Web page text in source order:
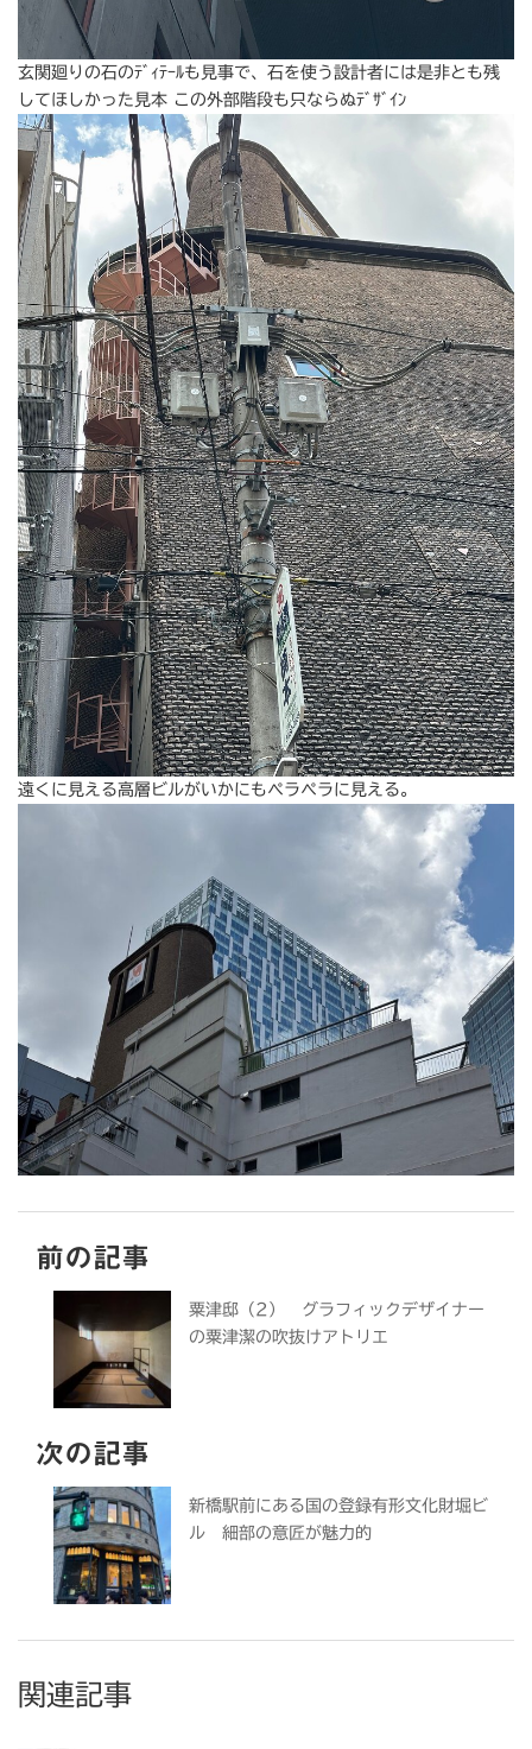
玄関廻りの石のﾃﾞｨﾃｰﾙも見事で、石を使う設計者には是非とも残
してほしかった見本 この外部階段も只ならぬﾃﾞｻﾞｲﾝ
遠くに見える高層ビルがいかにもペラペラに見える。
前の記事
粟津邸（2） グラフィックデザイナー
の粟津潔の吹抜けアトリエ
次の記事
新橋駅前にある国の登録有形文化財堀ビ
ル 細部の意匠が魅力的
関連記事